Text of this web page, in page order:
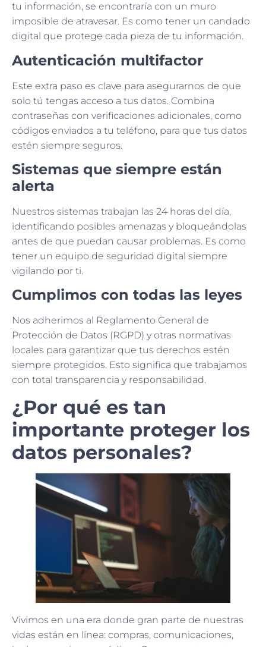
tu información, se encontraría con un muro
imposible de atravesar. Es como tener un candado
digital que protege cada pieza de tu información.
Autenticación multifactor
Este extra paso es clave para asegurarnos de que
solo tú tengas acceso a tus datos. Combina
contraseñas con verificaciones adicionales, como
códigos enviados a tu teléfono, para que tus datos
estén siempre seguros.
Sistemas que siempre están
alerta
Nuestros sistemas trabajan las 24 horas del día,
identificando posibles amenazas y bloqueándolas
antes de que puedan causar problemas. Es como
tener un equipo de seguridad digital siempre
vigilando por ti.
Cumplimos con todas las leyes
Nos adherimos al Reglamento General de
Protección de Datos (RGPD) y otras normativas
locales para garantizar que tus derechos estén
siempre protegidos. Esto significa que trabajamos
con total transparencia y responsabilidad.
¿Por qué es tan
importante proteger los
datos personales?
Vivimos en una era donde gran parte de nuestras
vidas están en línea: compras, comunicaciones,